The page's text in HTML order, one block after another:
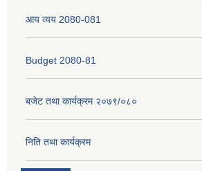
आय व्यय 2080-081
Budget 2080-81
बजेट तथा कार्यक्रम २०७९/०८०
निति तथा कार्यक्रम